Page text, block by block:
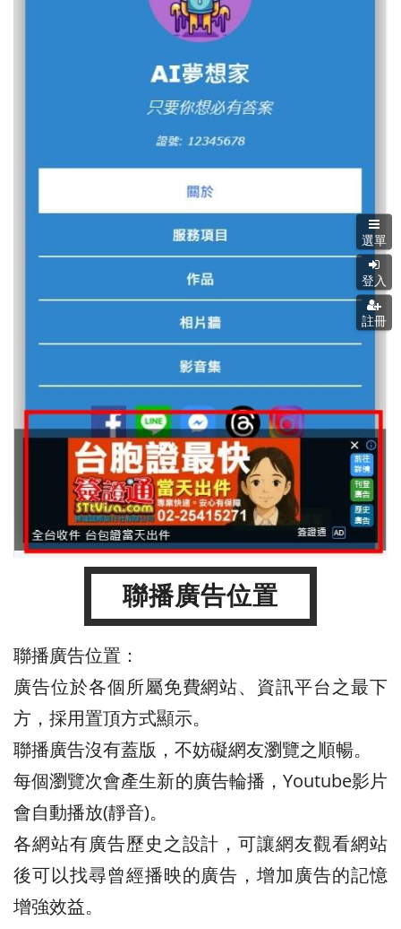
聯播廣告位置
聯播廣告位置：
廣告位於各個所屬免費網站、資訊平台之最下
方，採用置頂方式顯示。
聯播廣告沒有蓋版，不妨礙網友瀏覽之順暢。
每個瀏覽次會產生新的廣告輪播，Youtube影片
會自動播放(靜音)。
各網站有廣告歷史之設計，可讓網友觀看網站
後可以找尋曾經播映的廣告，增加廣告的記憶
增強效益。
選單
登入
註冊